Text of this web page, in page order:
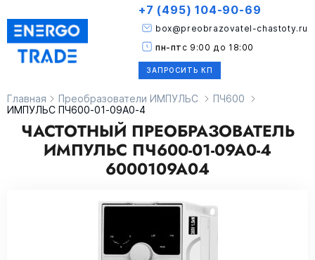
ЗАПРОСИТЬ КП
box@preobrazovatel-chastoty.ru
+7 (495) 104-90-69
пн-пт с 9:00 до 18:00
Главная Преобразователи ИМПУЛЬС
ПЧ600
ИМПУЛЬС ПЧ600-01-09А0-4
ЧАСТОТНЫЙ ПРЕОБРАЗОВАТЕЛЬ
ИМПУЛЬС ПЧ600-01-09А0-4
6000109А04